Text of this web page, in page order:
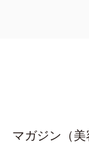
マガジン（美